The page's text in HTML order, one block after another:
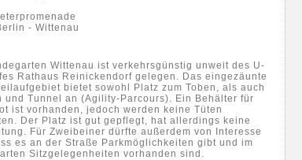
- Wittenau
Wittenau ist verkehrsgünstig unweit des U-
Rathaus Reinickendorf gelegen. Das eingezäunte
bietet sowohl Platz zum Toben, als auch
und Tunnel an (Agility-Parcours). Ein Behälter für
ist vorhanden, jedoch werden keine Tüten
Der Platz ist gut gepflegt, hat allerdings keine
Für Zweibeiner dürfte außerdem von Interesse
es an der Straße Parkmöglichkeiten gibt und im
Sitzgelegenheiten vorhanden sind.